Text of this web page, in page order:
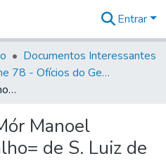
na
Entrar
Documentos Interessantes
Volume 78 - Ofícios do General Martim Lopes Lobo de Saldanha (1777)
Para o Sargento Mór Manoel Antonio de Carvalho= de S. Luiz de Paraitinga =
Manoel
de S. Luiz de